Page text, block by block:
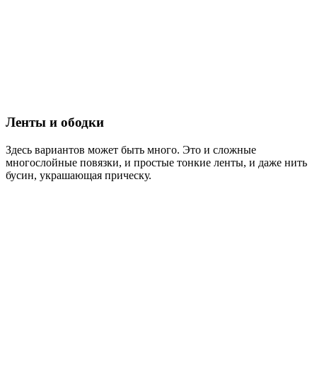
Ленты и ободки
Здесь вариантов может быть много. Это и сложные
многослойные повязки, и простые тонкие ленты, и даже нить
бусин, украшающая прическу.